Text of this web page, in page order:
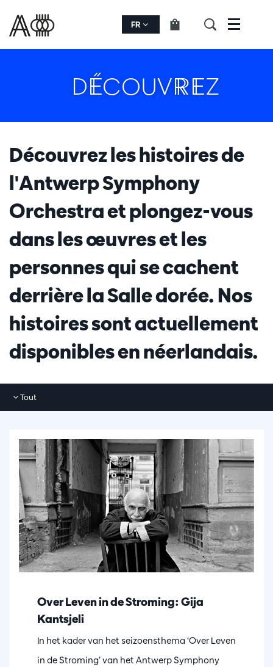
FR Menu
DÉCOUVREZ
Découvrez les histoires de
l'Antwerp Symphony
Orchestra et plongez-vous
dans les œuvres et les
personnes qui se cachent
derrière la Salle dorée. Nos
histoires sont actuellement
disponibles en néerlandais.
Tout
Photos
Articles
Vidéos
Interviews
Over Leven in de Stroming: Gija
Kantsjeli
In het kader van het seizoensthema ‘Over Leven
in de Stroming’ van het Antwerp Symphony